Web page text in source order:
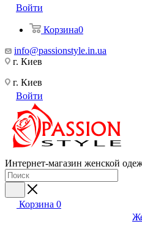
Войти
Корзина0
info@passionstyle.in.ua
г. Киев
г. Киев
Войти
Интернет-магазин женской
Корзина 0